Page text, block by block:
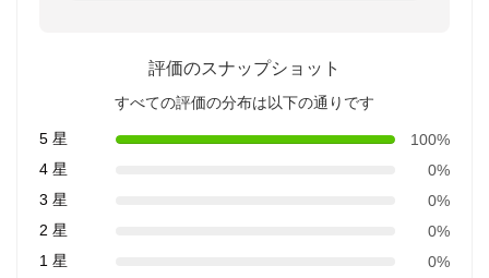
評価のスナップショット
すべての評価の分布は以下の通りです
5 星
100%
4 星
0%
3 星
0%
2 星
0%
1 星
0%